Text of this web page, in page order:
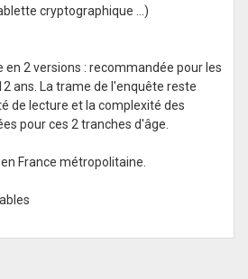
cryptographique ...)
en 2 versions : recommandée pour les
ans. La trame de l'enquête reste
de lecture et la complexité des
pour ces 2 tranches d'âge.
en France métropolitaine.